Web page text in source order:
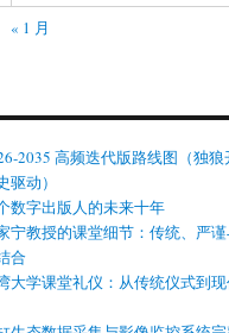
« 1 月
2035 高频迭代版路线图（独狼
驱动）
数字出版人的未来十年
宁教授的课堂细节：传统、严
合
大学课堂礼仪：从传统仪式到